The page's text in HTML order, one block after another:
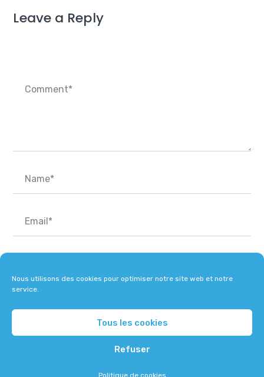
Nous utilisons des cookies pour optimiser notre site web et notre
service.
Tous les cookies
Refuser
Politique de cookies
Leave a Reply
Tous droits réservés © 2019 | peptine.fr